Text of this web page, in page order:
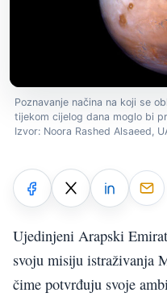
Poznavanje načina na koji se
tijekom cijelog dana moglo bi
Izvor: Noora Rashed Alsaeed,
Ujedinjeni Arapski
svoju misiju istraživanja
čime potvrđuju svoje